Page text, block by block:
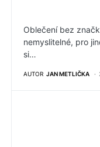
Oblečení bez
nemyslitelné, pro
si…
AUTOR JAN METLIČKA